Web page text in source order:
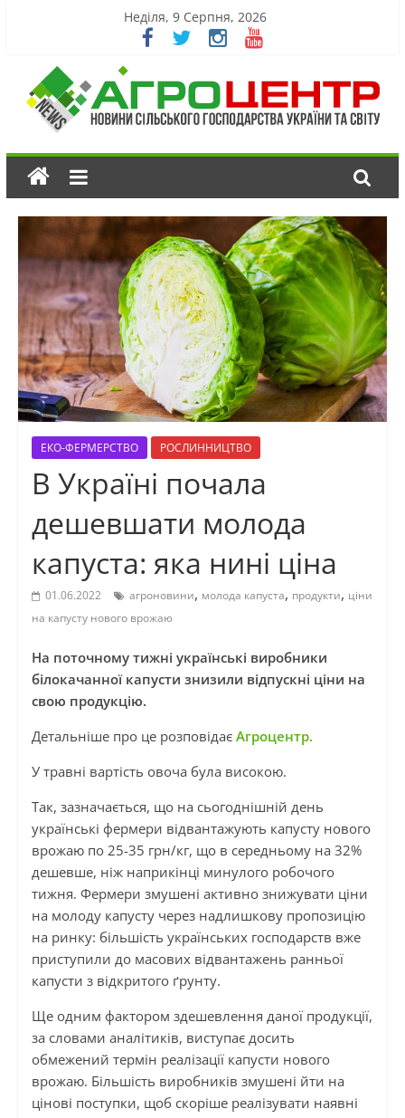
Неділя, 9 Серпня, 2026
ЕКО-ФЕРМЕРСТВО РОСЛИННИЦТВО
В Україні почала
дешевшати молода
капуста: яка нині ціна
01.06.2022 агроновини, молода капуста, продукти, ціни
на капусту нового врожаю
На поточному тижні українські виробники
білокачанної капусти знизили відпускні ціни на
свою продукцію.
Детальніше про це розповідає Агроцентр.
У травні вартість овоча була високою.
Так, зазначається, що на сьогоднішній день
українські фермери відвантажують капусту нового
врожаю по 25-35 грн/кг, що в середньому на 32%
дешевше, ніж наприкінці минулого робочого
тижня. Фермери змушені активно знижувати ціни
на молоду капусту через надлишкову пропозицію
на ринку: більшість українських господарств вже
приступили до масових відвантажень ранньої
капусти з відкритого ґрунту.
Ще одним фактором здешевлення даної продукції,
за словами аналітиків, виступає досить
обмежений термін реалізації капусти нового
врожаю. Більшість виробників змушені йти на
цінові поступки, щоб скоріше реалізувати наявні